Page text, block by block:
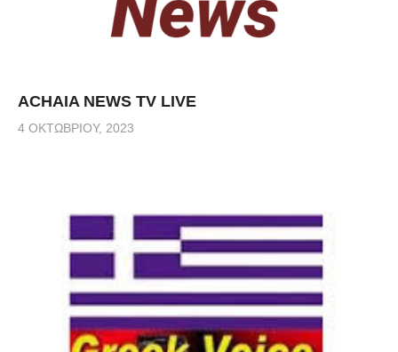
ACHAIA NEWS TV LIVE
4 ΟΚΤΩΒΡΊΟΥ, 2023